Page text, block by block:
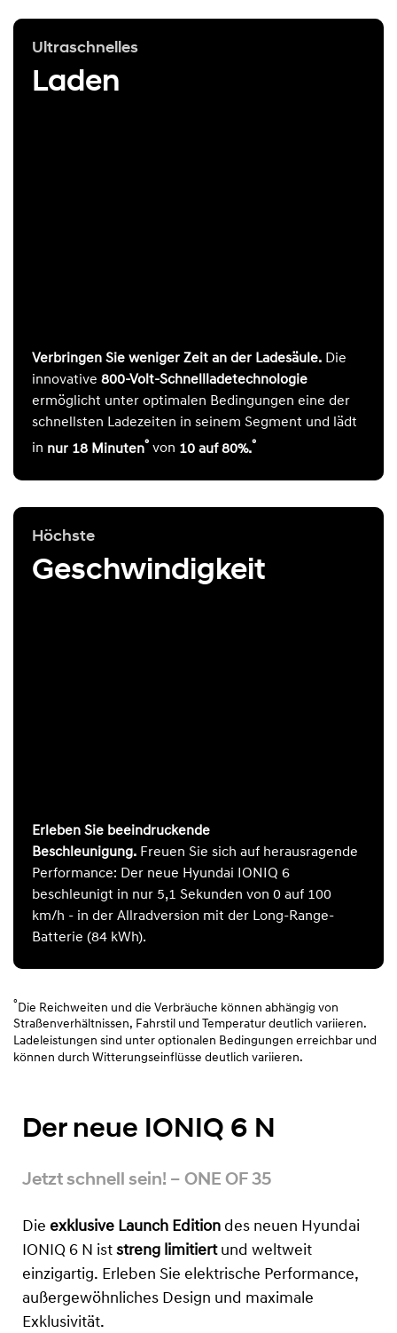
Ultraschnelles
Laden
Verbringen Sie weniger Zeit an der Ladesäule. Die
innovative 800-Volt-Schnellladetechnologie
ermöglicht unter optimalen Bedingungen eine der
schnellsten Ladezeiten in seinem Segment und lädt
in nur 18 Minuten° von 10 auf 80%.°
Höchste
Geschwindigkeit
Erleben Sie beeindruckende
Beschleunigung. Freuen Sie sich auf herausragende
Performance: Der neue Hyundai IONIQ 6
beschleunigt in nur 5,1 Sekunden von 0 auf 100
km/h - in der Allradversion mit der Long-Range-
Batterie (84 kWh).
° Die Reichweiten und die Verbräuche können abhängig von
Straßenverhältnissen, Fahrstil und Temperatur deutlich variieren.
Ladeleistungen sind unter optionalen Bedingungen erreichbar und
können durch Witterungseinflüsse deutlich variieren.
Der neue IONIQ 6 N
Jetzt schnell sein! – ONE OF 35
Die exklusive Launch Edition des neuen Hyundai
IONIQ 6 N ist streng limitiertund weltweit
einzigartig. Erleben Sie elektrische Performance,
außergewöhnliches Design und maximale
Exklusivität.